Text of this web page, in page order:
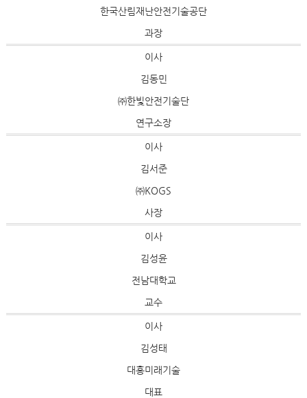
한국산림재난안전기술공단
과장
이사
김동민
㈜한빛안전기술단
연구소장
이사
김서준
㈜KOGS
사장
이사
김성윤
전남대학교
교수
이사
김성태
대흥미래기술
대표